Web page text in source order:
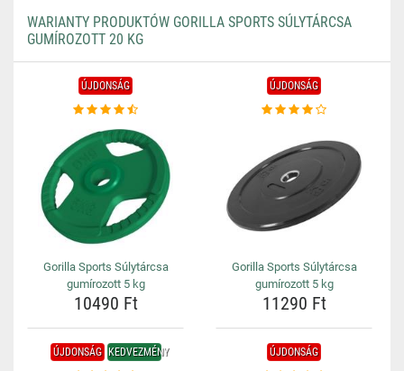
WARIANTY PRODUKTÓW GORILLA SPORTS SÚLYTÁRCSA
GUMÍROZOTT 20 KG
ÚJDONSÁG
Gorilla Sports Súlytárcsa
gumírozott 5 kg
10490 Ft
ÚJDONSÁG
Gorilla Sports Súlytárcsa
gumírozott 5 kg
11290 Ft
ÚJDONSÁG KEDVEZMÉNY ÚJDONSÁG